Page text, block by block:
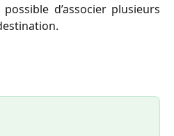
d’associer plusieurs